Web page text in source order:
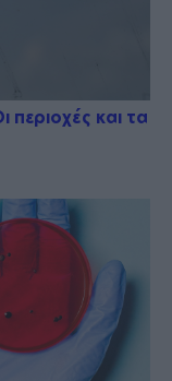
περιοχές και τα